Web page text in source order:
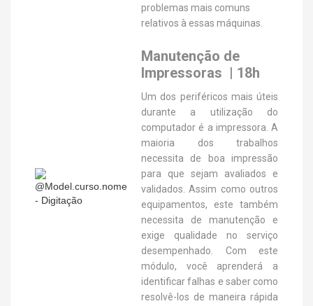
problemas mais comuns
relativos à essas máquinas.
Manutenção de
Impressoras | 18h
Um dos periféricos mais úteis
durante a utilização do
computador é a impressora. A
maioria dos trabalhos
necessita de boa impressão
para que sejam avaliados e
validados. Assim como outros
equipamentos, este também
necessita de manutenção e
exige qualidade no serviço
desempenhado. Com este
módulo, você aprenderá a
identificar falhas e saber como
resolvê-los de maneira rápida